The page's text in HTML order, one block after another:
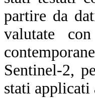
partire da
valutate
Sentinel-2,
stati applicati